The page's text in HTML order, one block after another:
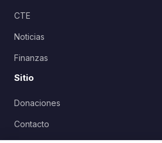
CTE
Noticias
Finanzas
Sitio
Donaciones
Contacto